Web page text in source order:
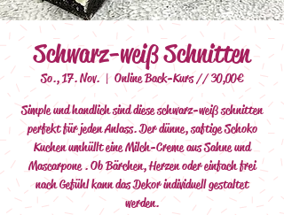
Schwarz-weiß Schnitten
So., 17. Nov.
  |
Online Back-Kurs // 30,00€
Simple und handlich sind diese schwarz-weiß schnitten
perfekt für jeden Anlass. Der dünne, saftige Schoko
Kuchen umhüllt eine Milch-Creme aus Sahne und
Mascarpone . Ob Bärchen, Herzen oder einfach frei
nach Gefühl kann das Dekor individuell gestaltet
werden.